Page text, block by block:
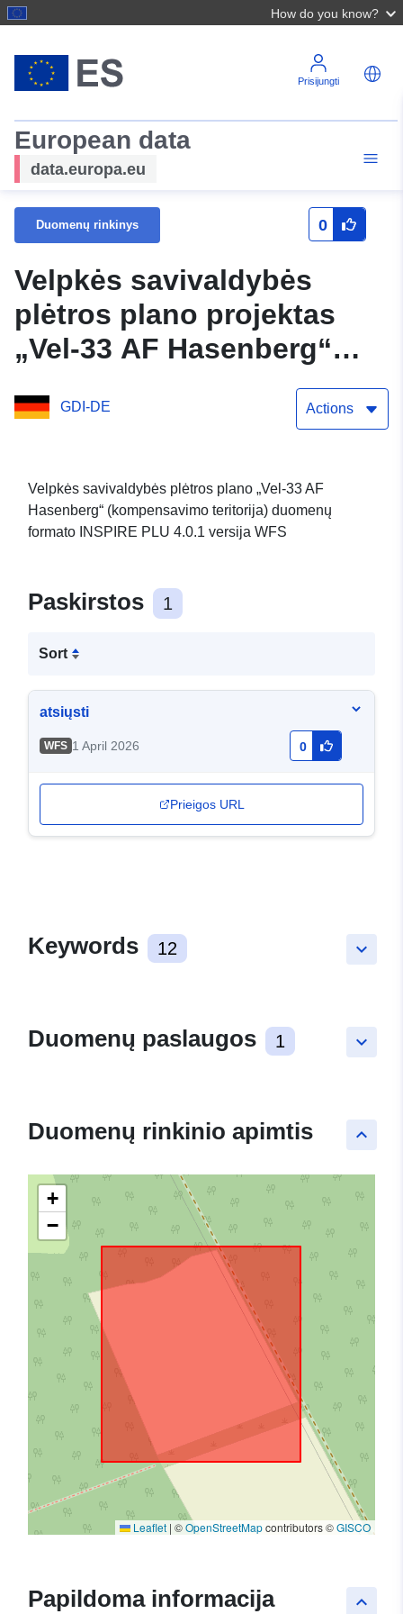
How do you know?
Prisijungti
European data
data.europa.eu
Duomenų rinkinys 0
Velpkės savivaldybės
plėtros plano projektas
„Vel-33 AF Hasenberg“
(kompensavimo teritorija)
GDI-DE Actions
Velpkės savivaldybės plėtros plano „Vel-33 AF
Hasenberg“ (kompensavimo teritorija) duomenų
formato INSPIRE PLU 4.0.1 versija WFS
Paskirstos 1
Sort
atsiųsti
WFS 1 April 2026 0
Prieigos URL
keyboard_arrow_down
Keywords 12
keyboard_arrow_down
Duomenų paslaugos 1
keyboard_arrow_up
Duomenų rinkinio apimtis
+
−
Leaflet | ©OpenStreetMapcontributors ©GISCO
keyboard_arrow_up
Papildoma informacija